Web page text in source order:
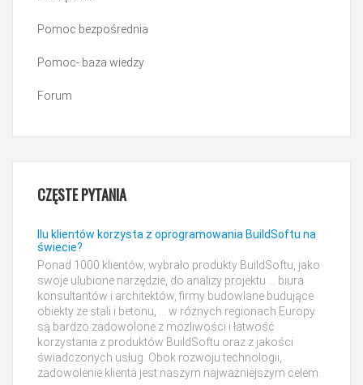
Pomoc bezpośrednia
Pomoc- baza wiedzy
Forum
CZĘSTEPYTANIA
Ilu klientów korzysta z oprogramowania BuildSoftu na
świecie?
Ponad 1000 klientów, wybrało produkty BuildSoftu, jako
swoje ulubione narzędzie, do analizy projektu ... biura
konsultantów i architektów, firmy budowlane budujące
obiekty ze stali i betonu, ... w różnych regionach Europy
są bardzo zadowolone z możliwości i łatwość
korzystania z produktów BuildSoftu oraz z jakości
świadczonych usług. Obok rozwoju technologii,
zadowolenie klienta jest naszym najważniejszym celem.